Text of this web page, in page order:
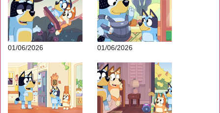
01/06/2026 01/06/2026